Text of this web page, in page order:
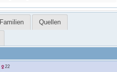
Familien Quellen
22